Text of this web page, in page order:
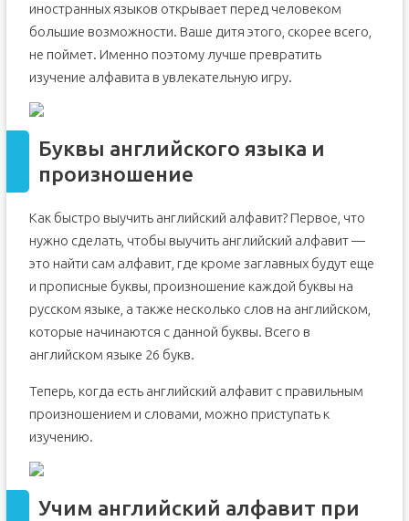
иностранных языков открывает перед человеком
большие возможности. Ваше дитя этого, скорее всего,
не поймет. Именно поэтому лучше превратить
изучение алфавита в увлекательную игру.
Буквы английского языка и
произношение
Как быстро выучить английский алфавит? Первое, что
нужно сделать, чтобы выучить английский алфавит —
это найти сам алфавит, где кроме заглавных будут еще
и прописные буквы, произношение каждой буквы на
русском языке, а также несколько слов на английском,
которые начинаются с данной буквы. Всего в
английском языке 26 букв.
Теперь, когда есть английский алфавит с правильным
произношением и словами, можно приступать к
изучению.
Учим английский алфавит при